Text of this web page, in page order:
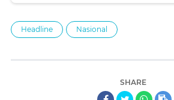
Headline Nasional
SHARE